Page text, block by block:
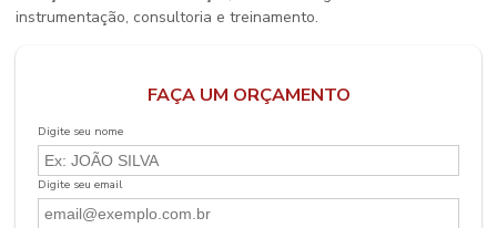
instrumentação, consultoria e treinamento.
FAÇA UM ORÇAMENTO
Digite seu nome
Digite seu email